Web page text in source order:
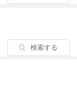
検索する